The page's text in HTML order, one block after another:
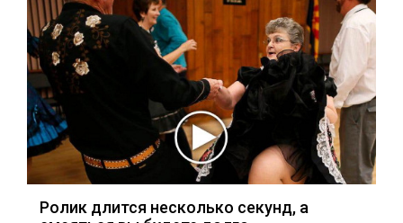
Ролик длится несколько секунд, а